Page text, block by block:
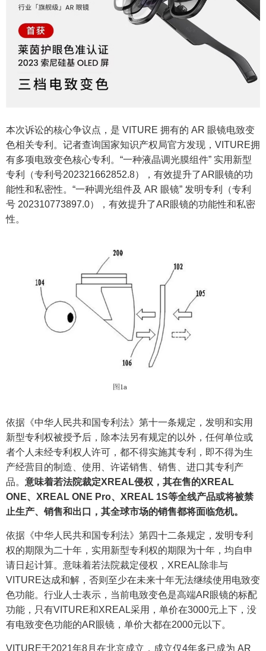
本次诉讼的核心争议点，是 VITURE 拥有的 AR 眼镜电致变
色相关专利。记者查询国家知识产权局官方发现，VITURE拥
有多项电致变色核心专利。“一种液晶调光膜组件” 实用新型
专利（专利号202321662852.8），有效提升了AR眼镜的功
能性和私密性。“一种调光组件及 AR 眼镜” 发明专利（专利
号 202310773897.0），有效提升了AR眼镜的功能性和私密
性。
依据《中华人民共和国专利法》第十一条规定，发明和实用
新型专利权被授予后，除本法另有规定的以外，任何单位或
者个人未经专利权人许可，都不得实施其专利，即不得为生
产经营目的制造、使用、许诺销售、销售、进口其专利产
品。 意味着若法院裁定XREAL侵权，其在售的XREAL
ONE、 XREAL ONE Pro、 XREAL 1S等全线产品或将被禁
止生产、销售和出口，其全球市场的销售都将面临危机。
依据《中华人民共和国专利法》第四十二条规定，发明专利
权的期限为二十年，实用新型专利权的期限为十年，均自申
请日起计算。意味着若法院裁定侵权，XREAL除非与
VITURE达成和解，否则至少在未来十年无法继续使用电致变
色功能。行业人士表示，当前电致变色是高端AR眼镜的标配
功能，只有VITURE和XREAL采用，单价在3000元上下，没
有电致变色功能的AR眼镜，单价大都在2000元以下。
VITURE于2021年8月在北京成立，成立仅4年多已成为 AR